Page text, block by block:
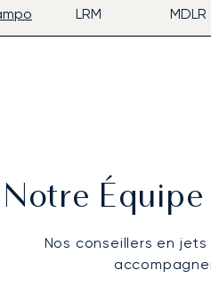
LRM MDLR
Notre
Nos conseillers en